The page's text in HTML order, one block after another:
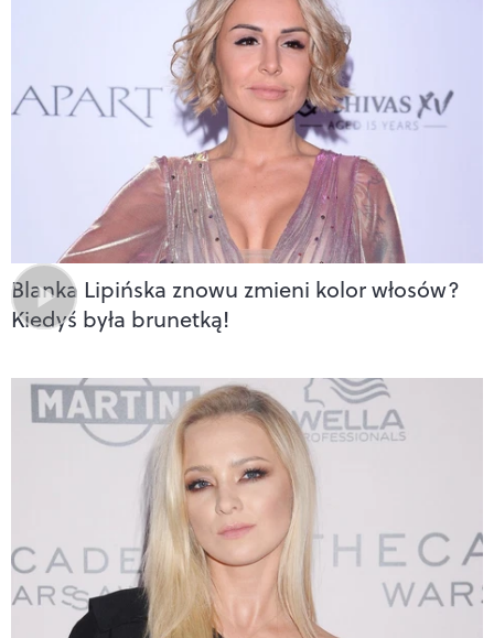
Blanka Lipińska znowu zmieni kolor włosów?
Kiedyś była brunetką!